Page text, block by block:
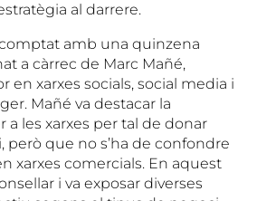
al darrere.
amb una quinzena
a càrrec de Marc Mañé,
en xarxes socials, social media i
Mañé va destacar la
a les xarxes per tal de donar
però que no s’ha de confondre
xarxes comercials. En aquest
i va exposar diverses